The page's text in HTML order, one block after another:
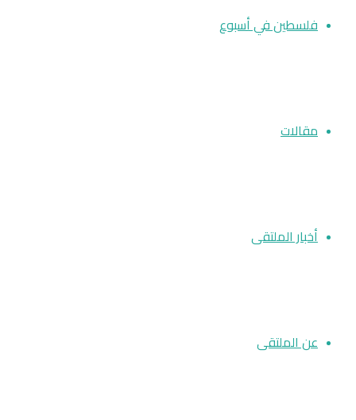
فلسطين في أسبوع
مقالات
أخبار الملتقى
عن الملتقى